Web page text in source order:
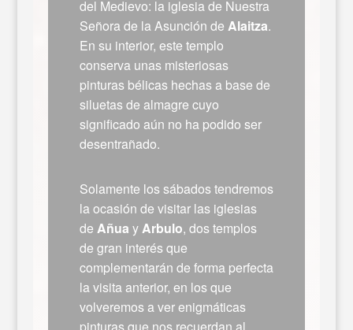
del Medievo: la iglesia de Nuestra
Señora de la Asunción de Alaitza.
En su interior, este templo
conserva unas misteriosas
pinturas bélicas hechas a base de
siluetas de almagre cuyo
significado aún no ha podido ser
desentrañado.
Solamente los sábados tendremos
la ocasión de visitar las iglesias
de Añua yArbulo, dos templos
de gran interés que
complementarán de forma perfecta
la visita anterior, en los que
volveremos a ver enigmáticas